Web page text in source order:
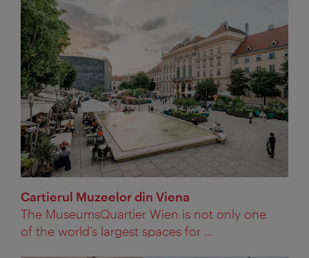
Cartierul Muzeelor din Viena
The MuseumsQuartier Wien is not only one
of the world’s largest spaces for ...